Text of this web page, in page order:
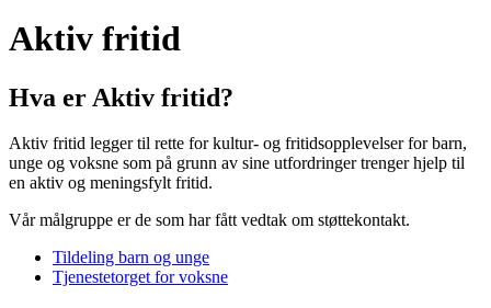
Aktiv fritid
Hva er Aktiv fritid?
Aktiv fritid legger til rette for kultur- og fritidsopplevelser for barn,
unge og voksne som på grunn av sine utfordringer trenger hjelp til
en aktiv og meningsfylt fritid.
Vår målgruppe er de som har fått vedtak om støttekontakt.
Tildeling barn og unge
Tjenestetorget for voksne